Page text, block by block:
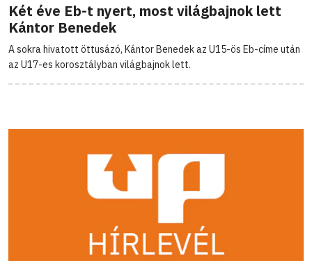
Két éve Eb-t nyert, most világbajnok lett
Kántor Benedek
A sokra hivatott öttusázó, Kántor Benedek az U15-ös Eb-címe után
az U17-es korosztályban világbajnok lett.